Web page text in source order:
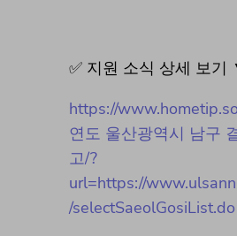
✅ 지원 소식 상세 보기
https://
연도 울산광역시 남구
고/?
url=https://
/selectSaeolGosiList.do